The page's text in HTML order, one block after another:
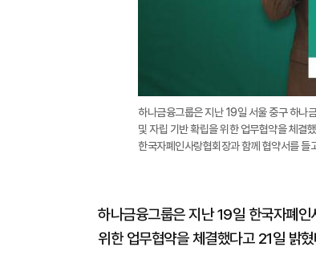
하나금융그룹은 지난 19일 서울 중구 하나
및 자립 기반 확립을 위한 업무협약을 체결
한국자폐인사랑협회장과 함께 협약서를 들
하나금융그룹은 지난 19일 한국자폐
위한 업무협약을 체결했다고 21일 밝